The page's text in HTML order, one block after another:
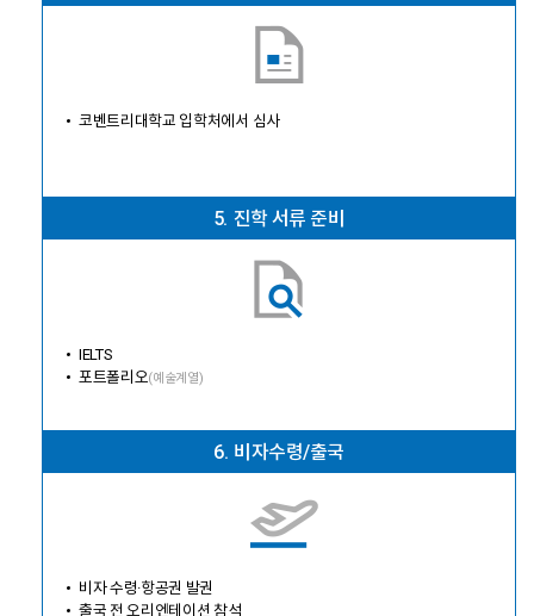
코벤트리대학교 입학처에서 심사
5. 진학 서류 준비
IELTS
포트폴리오(예술계열)
6. 비자수령/출국
비자 수령·항공권 발권
출국 전 오리엔테이션 참석